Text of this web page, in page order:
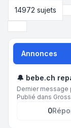
14972 sujets
Annonces
🔔 bebe.ch
Dernier message
Publié dans
0